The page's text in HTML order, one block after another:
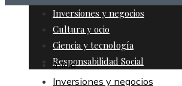
Inversiones y negocios
Cultura y ocio
Ciencia y tecnología
Responsabilidad Social
Inicio
Inversiones y negocios